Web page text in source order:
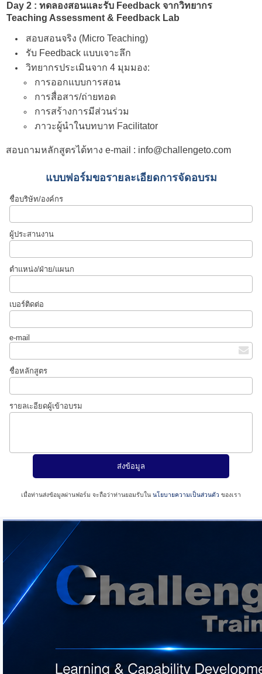
Day 2 : ทดลองสอนและรับ Feedback จากวิทยากร
Teaching Assessment & Feedback Lab
สอบสอนจริง (Micro Teaching)
รับ Feedback แบบเจาะลึก
วิทยากรประเมินจาก 4 มุมมอง:
การออกแบบการสอน
การสื่อสาร/ถ่ายทอด
การสร้างการมีส่วนร่วม
ภาวะผู้นำในบทบาท Facilitator
สอบถามหลักสูตรได้ทาง e-mail : info@challengeto.com
แบบฟอร์มขอรายละเอียดการจัดอบรม
ชื่อบริษัท/องค์กร
ผู้ประสานงาน
ตำแหน่ง/ฝ่าย/แผนก
เบอร์ติดต่อ
e-mail
ชื่อหลักสูตร
รายลเะอียดผู้เข้าอบรม
เมื่อท่านส่งข้อมูลผ่านฟอร์ม จะถือว่าท่านยอมรับใน นโยบายความเป็นส่วนตัว ของเรา